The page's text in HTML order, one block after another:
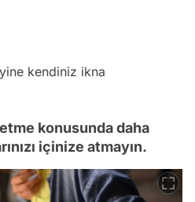
kendiniz ikna
konusunda daha
içinize atmayın.